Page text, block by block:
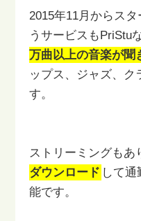
2015年11月からスタ
うサービスも PriStu
万曲以上の音楽が聞
ップス、ジャズ、ク
す。
ストリーミングもあ
ダウンロード して通
能です。